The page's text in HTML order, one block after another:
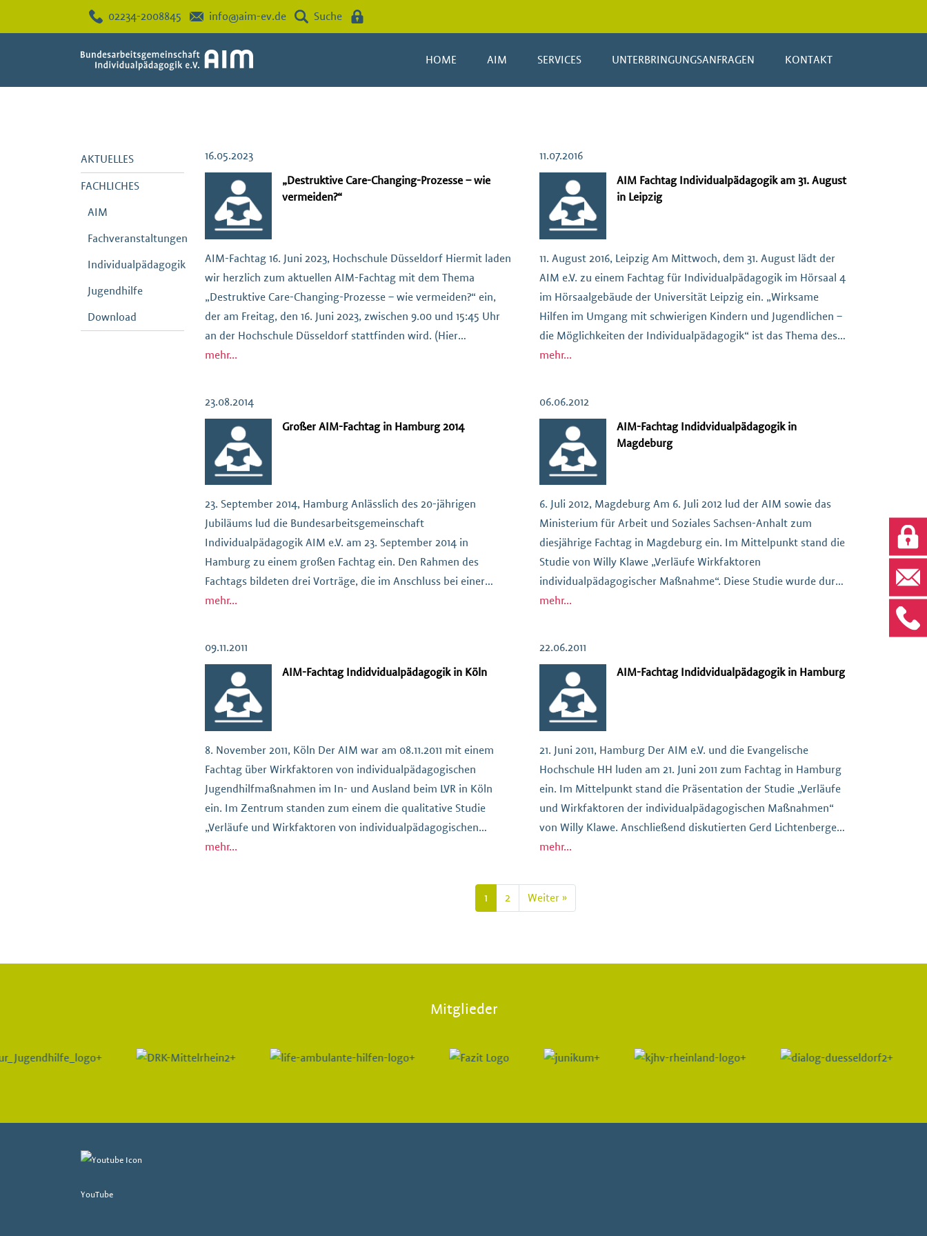
02234-2008845 info@aim-ev.de Suche
HOME AIM SERVICES UNTERBRINGUNGSANFRAGEN KONTAKT
AKTUELLES
FACHLICHES
AIM
Fachveranstaltungen
Individualpädagogik
Jugendhilfe
Download
16.05.2023
„Destruktive Care-Changing-Prozesse – wie
vermeiden?“
AIM-Fachtag 16. Juni 2023, Hochschule Düsseldorf Hiermit laden
wir herzlich zum aktuellen AIM-Fachtag mit dem Thema
„Destruktive Care-Changing-Prozesse – wie vermeiden?“ ein,
der am Freitag, den 16. Juni 2023, zwischen 9.00 und 15:45 Uhr
an der Hochschule Düsseldorf stattfinden wird. (Hier
anmelden: https://aim-ev.de/anmeldung) Der Fachtag wurde in
mehr...
11.07.2016
AIM Fachtag Individualpädagogik am 31. August
in Leipzig
11. August 2016, Leipzig Am Mittwoch, dem 31. August lädt der
AIM e.V. zu einem Fachtag für Individualpädagogik im Hörsaal 4
im Hörsaalgebäude der Universität Leipzig ein. „Wirksame
Hilfen im Umgang mit schwierigen Kindern und Jugendlichen –
die Möglichkeiten der Individualpädagogik“ ist das Thema des
Haupvortrags von Prof. Dr. Michael Macsenaere. Der Leiter des
mehr...
23.08.2014
Großer AIM-Fachtag in Hamburg 2014
23. September 2014, Hamburg Anlässlich des 20-jährigen
Jubiläums lud die Bundesarbeitsgemeinschaft
Individualpädagogik AIM e.V. am 23. September 2014 in
Hamburg zu einem großen Fachtag ein. Den Rahmen des
Fachtags bildeten drei Vorträge, die im Anschluss bei einer
Podiumsdebatte von allen Beteiligten angeregt diskutiert
mehr...
06.06.2012
AIM-Fachtag Indidvidualpädagogik in
Magdeburg
6. Juli 2012, Magdeburg Am 6. Juli 2012 lud der AIM sowie das
Ministerium für Arbeit und Soziales Sachsen-Anhalt zum
diesjährige Fachtag in Magdeburg ein. Im Mittelpunkt stand die
Studie von Willy Klawe „Verläufe Wirkfaktoren
individualpädagogischer Maßnahme“. Diese Studie wurde durch
seine neuesten Forschungen ergänzt, die sich mit den Verläufen
mehr...
09.11.2011
AIM-Fachtag Indidvidualpädagogik in Köln
8. November 2011, Köln Der AIM war am 08.11.2011 mit einem
Fachtag über Wirkfaktoren von individualpädagogischen
Jugendhilfmaßnahmen im In- und Ausland beim LVR in Köln
ein. Im Zentrum standen zum einem die qualitative Studie
„Verläufe und Wirkfaktoren von individualpädagogischen
Maßnahmen“ von W. Klawe (Institut Rauhes Haus für Soziale
mehr...
22.06.2011
AIM-Fachtag Indidvidualpädagogik in Hamburg
21. Juni 2011, Hamburg Der AIM e.V. und die Evangelische
Hochschule HH luden am 21. Juni 2011 zum Fachtag in Hamburg
ein. Im Mittelpunkt stand die Präsentation der Studie „Verläufe
und Wirkfaktoren der individualpädagogischen Maßnahmen“
von Willy Klawe. Anschließend diskutierten Gerd Lichtenberger
(Vorsitzender, AIM e.V., Köln), Willy Klawe (Dipl. Soziologe,
mehr...
1 2 Weiter »
Mitglieder
YouTube